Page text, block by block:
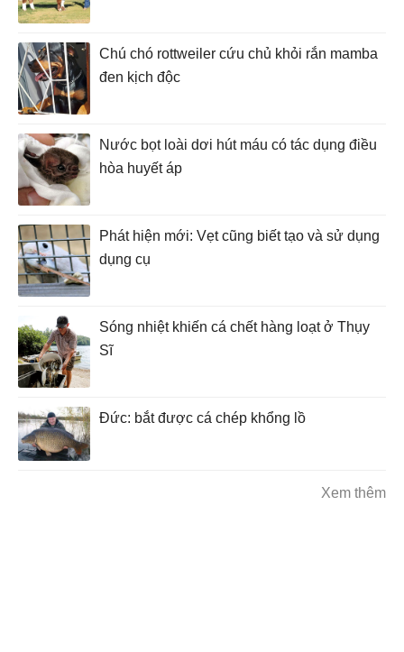
Chú chó rottweiler cứu chủ khỏi rắn mamba
đen kịch độc
Nước bọt loài dơi hút máu có tác dụng điều
hòa huyết áp
Phát hiện mới: Vẹt cũng biết tạo và sử dụng
dụng cụ
Sóng nhiệt khiến cá chết hàng loạt ở Thụy
Sĩ
Đức: bắt được cá chép khổng lồ
Xem thêm